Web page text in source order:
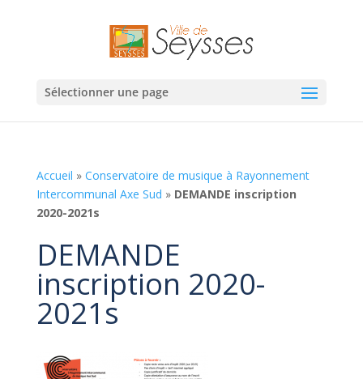
Sélectionner une page
Accueil » Conservatoire de musique à Rayonnement
Intercommunal Axe Sud » DEMANDE inscription
2020-2021s
DEMANDE
inscription 2020-
2021s